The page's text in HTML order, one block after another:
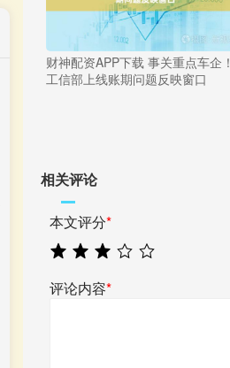
财神配资APP下载 事关重点车企！
工信部上线账期问题反映窗口
相关评论
本文评分*
评论内容*